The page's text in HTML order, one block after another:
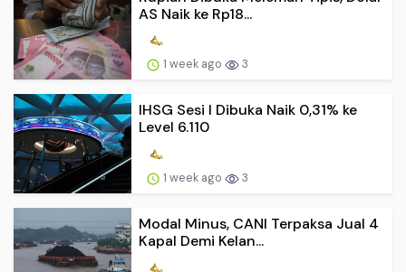
AS Naik ke Rp18...
1 week ago 3
IHSG Sesi I Dibuka Naik 0,31% ke
Level 6.110
1 week ago 3
Modal Minus, CANI Terpaksa Jual 4
Kapal Demi Kelan...